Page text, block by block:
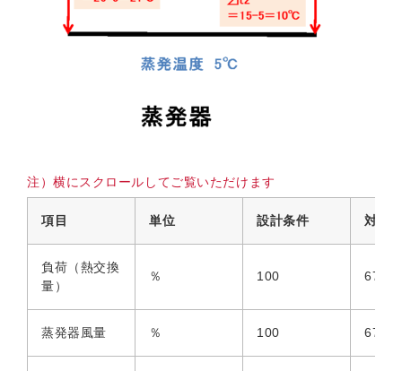
注）横にスクロールしてご覧いただけます
項目 単位 設計条件 対応
負荷（熱交換
量）
％ 100 67
蒸発器風量 ％ 100 67